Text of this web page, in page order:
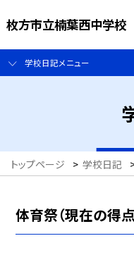
枚方市立楠葉西中学校
学校日記メニュー
トップページ > 学校日記
体育祭（現在の得点